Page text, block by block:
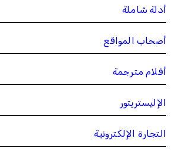
أدلة شاملة
أصحاب المواقع
أفلام مترجمة
الإليستريتور
التجارة الإلكترونية